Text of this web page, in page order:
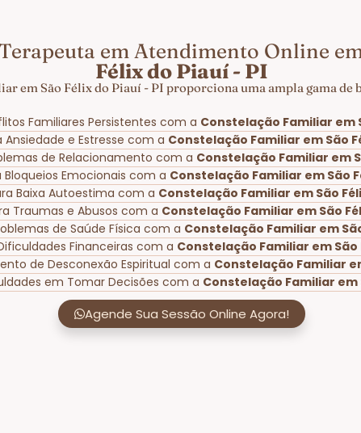
em Atendimento Online
Félix do Piauí - PI
em São Félix do Piauí - PI proporciona uma ampla gama
Familiares Persistentes com a Constelação Familiar em
Ansiedade e Estresse com a Constelação Familiar em São
de Relacionamento com a Constelação Familiar em
Bloqueios Emocionais com a Constelação Familiar em São
Baixa Autoestima com a Constelação Familiar em São
Traumas e Abusos com a Constelação Familiar em São
de Saúde Física com a Constelação Familiar em
Financeiras com a Constelação Familiar em São
de Desconexão Espiritual com a Constelação Familiar
em Tomar Decisões com a Constelação Familiar em
Agende Sua Sessão Online Agora!